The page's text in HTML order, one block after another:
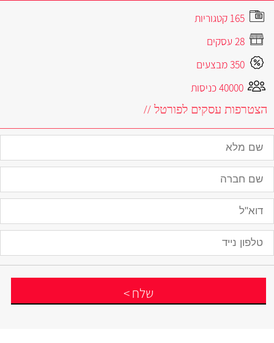
165 קטגוריות
28 עסקים
350 מבצעים
40000 כניסות
הצטרפות עסקים לפורטל //
שלח>